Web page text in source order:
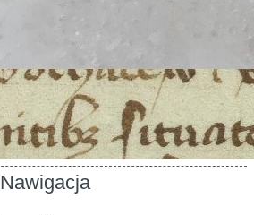
Nawigacja